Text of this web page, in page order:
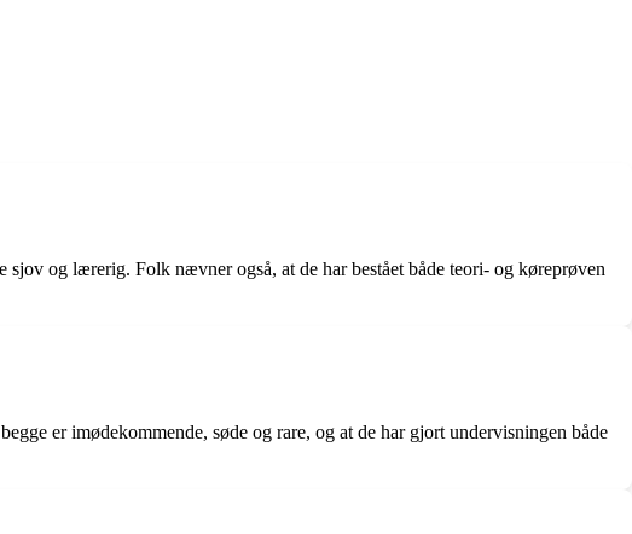
og lærerig. Folk nævner også, at de har bestået både teori- og køreprøven
er imødekommende, søde og rare, og at de har gjort undervisningen både